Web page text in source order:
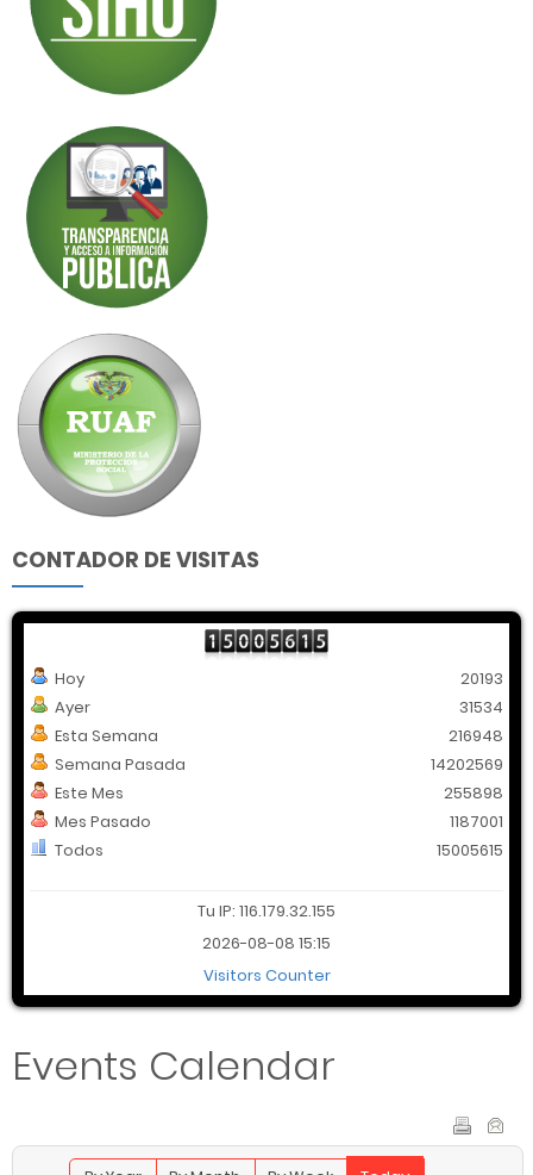
CONTADOR DE VISITAS
Hoy
Ayer
Esta Semana
Semana Pasada
Este Mes
Mes Pasado
Todos
20193
31534
216948
14202569
255898
1187001
15005615
Tu IP: 116.179.32.155
2026-08-08 15:15
Visitors Counter
Events Calendar